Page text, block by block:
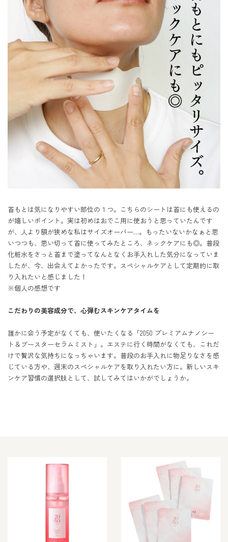
首もとは気になりやすい部位の１つ。こちらのシートは首にも使えるの
が嬉しいポイント。実は初めはおでこ用に使おうと思っていたんです
が、人より額が狭めな私はサイズオーバー…。もったいないかなぁと思
いつつも、思い切って首に使ってみたところ、ネックケアにも◎。普段
化粧水をさっと首まで塗ってなんとなくお手入れした気分になっていま
したが、今、出会えてよかったです。スペシャルケアとして定期的に取
り入れたいと感じました！
※個人の感想です
こだわりの美容成分で、心弾むスキンケアタイムを
誰かに会う予定がなくても、使いたくなる「2050 プレミアムナノシー
ト＆ブースターセラムミスト」。エステに行く時間がなくても、これだ
けで贅沢な気持ちになっちゃいます。普段のお手入れに物足りなさを感
じている方や、週末のスペシャルケアを取り入れたい方に。新しいスキ
ンケア習慣の選択肢として、試してみてはいかがでしょうか。